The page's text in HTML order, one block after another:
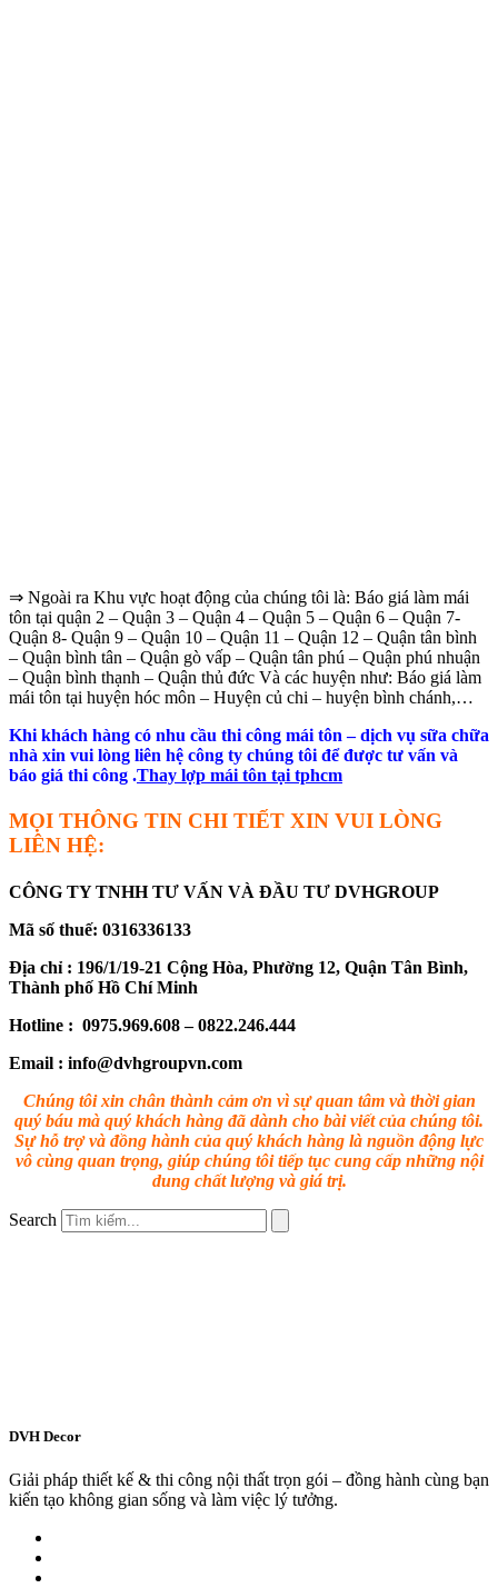
⇒ Ngoài ra Khu vực hoạt động của chúng tôi là: Báo giá làm mái
tôn tại quận 2 – Quận 3 – Quận 4 – Quận 5 – Quận 6 – Quận 7-
Quận 8- Quận 9 – Quận 10 – Quận 11 – Quận 12 – Quận tân bình
– Quận bình tân – Quận gò vấp – Quận tân phú – Quận phú nhuận
– Quận bình thạnh – Quận thủ đức Và các huyện như: Báo giá làm
mái tôn tại huyện hóc môn – Huyện củ chi – huyện bình chánh,…
Khi khách hàng có nhu cầu thi công mái tôn – dịch vụ sữa chữa
nhà xin vui lòng liên hệ công ty chúng tôi để được tư vấn và
báo giá thi công .Thay lợp mái tôn tại tphcm
MỌI THÔNG TIN CHI TIẾT XIN VUI LÒNG
LIÊN HỆ:
CÔNG TY TNHH TƯ VẤN VÀ ĐẦU TƯ DVHGROUP
Mã số thuế: 0316336133
Địa chỉ : 196/1/19-21 Cộng Hòa, Phường 12, Quận Tân Bình,
Thành phố Hồ Chí Minh
Hotline : 0975.969.608 – 0822.246.444
Email : info@dvhgroupvn.com
Chúng tôi xin chân thành cảm ơn vì sự quan tâm và thời gian
quý báu mà quý khách hàng đã dành cho bài viết của chúng tôi.
Sự hỗ trợ và đồng hành của quý khách hàng là nguồn động lực
vô cùng quan trọng, giúp chúng tôi tiếp tục cung cấp những nội
dung chất lượng và giá trị.
Search
DVH Decor
Giải pháp thiết kế & thi công nội thất trọn gói – đồng hành cùng bạn
kiến tạo không gian sống và làm việc lý tưởng.